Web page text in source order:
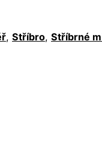
, Stříbro, Stříbrné